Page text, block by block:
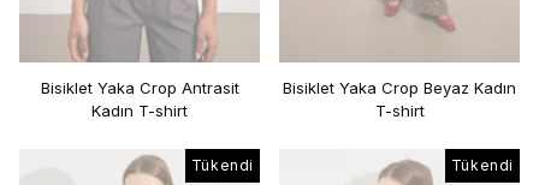
Bisiklet Yaka Crop Antrasit
Kadın T-shirt
Bisiklet Yaka Crop Beyaz Kadın
T-shirt
Tükendi Tükendi